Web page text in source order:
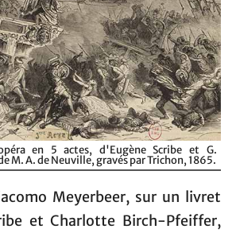
en 5 actes, d'Eugène Scribe et G.
M. A. de Neuville, gravés par Trichon, 1865.
Meyerbeer, sur un livret
et Charlotte Birch-Pfeiffer,